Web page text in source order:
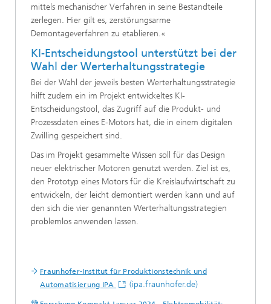
mittels mechanischer Verfahren in seine Bestandteile
zerlegen. Hier gilt es, zerstörungsarme
Demontageverfahren zu etablieren.«
KI-Entscheidungstool unterstützt bei der
Wahl der Werterhaltungsstrategie
Bei der Wahl der jeweils besten Werterhaltungsstrategie
hilft zudem ein im Projekt entwickeltes KI-
Entscheidungstool, das Zugriff auf die Produkt- und
Prozessdaten eines E-Motors hat, die in einem digitalen
Zwilling gespeichert sind.
Das im Projekt gesammelte Wissen soll für das Design
neuer elektrischer Motoren genutzt werden. Ziel ist es,
den Prototyp eines Motors für die Kreislaufwirtschaft zu
entwickeln, der leicht demontiert werden kann und auf
den sich die vier genannten Werterhaltungsstrategien
problemlos anwenden lassen.
Fraunhofer-Institut für Produktionstechnik und
Automatisierung IPA
(ipa.fraunhofer.de)